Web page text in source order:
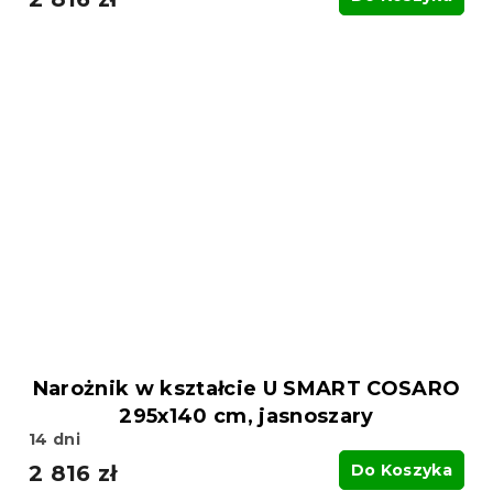
Narożnik w kształcie U SMART COSARO
295x140 cm, jasnoszary
14 dni
2 816 zł Do Koszyka